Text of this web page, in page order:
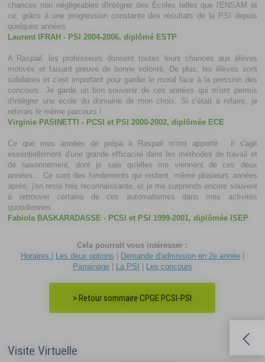
chances non négligeables d'intégrer des Écoles telles que l'ENSAM et
ce, grâce à une progression constante des résultats de la PSI depuis
quelques années.
Laurent IFRAH - PSI 2004-2006, diplômé ESTP
A Raspail, les professeurs donnent toutes leurs chances aux élèves
motivés et faisant preuve de bonne volonté. De plus, les élèves sont
solidaires et c'est important pour garder le moral face à la pression des
concours. Je garde un bon souvenir de ces années qui m'ont permis
d'intégrer une école du domaine de mon choix. Si c'était à refaire, je
referais le même parcours !
Virginie PASINETTI - PCSI et PSI 2000-2002, diplômée ECE
Ce que mes années de prépa à Raspail m'ont apporté : il s'agit
essentiellement d'une grande efficacité dans les méthodes de travail et
de raisonnement, dont je sais qu'elles me viennent de ces deux
années... Ce sont des fondements qui restent, même plusieurs années
après, j'en reste très reconnaissante, et je me surprends encore souvent
à retrouver certains de ces automatismes dans mes activités
quotidiennes.
Fabiola BASKARADASSE - PCSI et PSI 1999-2001, diplômée ISEP
Cela pourrait vous intéresser :
Horaires |
Les deux options Demande d'admission en 2e année
Parrainage| La PSI Les concours
> Retour sommaire CPGE PCSI-PSI
Visite Virtuelle